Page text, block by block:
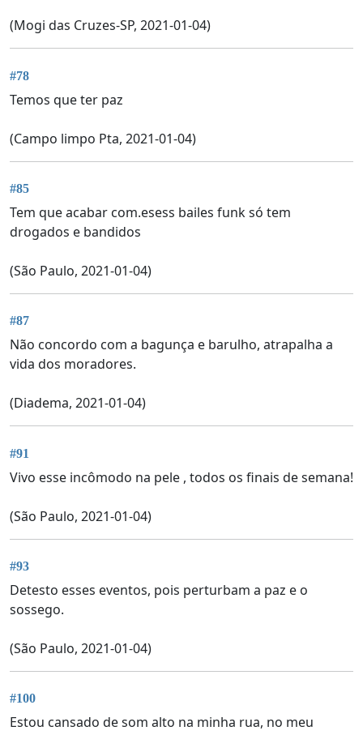
(Mogi das Cruzes-SP, 2021-01-04)
#78
Temos que ter paz
(Campo limpo Pta, 2021-01-04)
#85
Tem que acabar com.esess bailes funk só tem
drogados e bandidos
(São Paulo, 2021-01-04)
#87
Não concordo com a bagunça e barulho, atrapalha a
vida dos moradores.
(Diadema, 2021-01-04)
#91
Vivo esse incômodo na pele , todos os finais de semana!
(São Paulo, 2021-01-04)
#93
Detesto esses eventos, pois perturbam a paz e o
sossego.
(São Paulo, 2021-01-04)
#100
Estou cansado de som alto na minha rua, no meu